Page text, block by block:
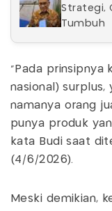
Strategi,
Tumbuh
"Pada prinsipnya
nasional)
namanya orang
punya produk
kata Budi saat
(4/6/2026).
Meski demikian,